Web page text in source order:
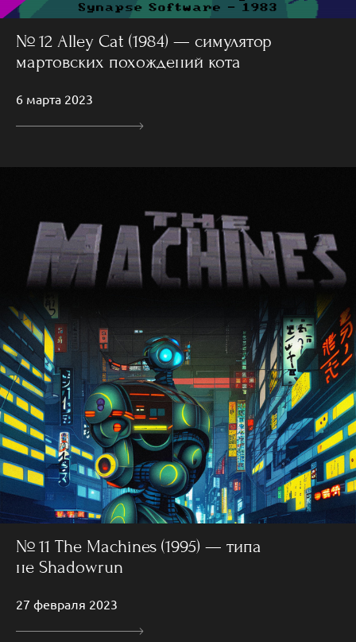
№ 12 Alley Cat (1984) — симулятор
мартовских похождений кота
6 марта 2023
№ 11 The Machines (1995) — типа
не Shadowrun
27 февраля 2023